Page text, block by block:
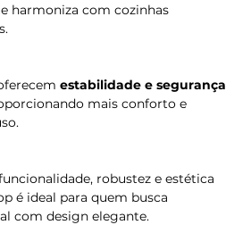
harmoniza com cozinhas
estabilidade e segurança
mais conforto e
robustez e estética
é ideal para quem busca
com design elegante.